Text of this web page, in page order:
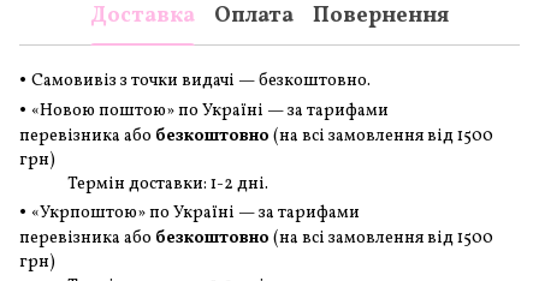
Доставка Оплата Повернення
• Самовивіз з точки видачі — безкоштовно.
• «Новою поштою» по Україні — за тарифами
перевізника або безкоштовно (на всі замовленнявід 1500
грн)
Термін доставки: 1-2 дні.
• «Укрпоштою» по Україні — за тарифами
перевізника або безкоштовно (на всі замовленнявід 1500
грн)